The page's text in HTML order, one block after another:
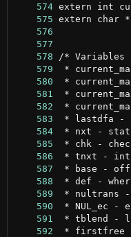
    574
    575
    576
    577
    578
    579
    580
    581
    582
    583
    584
    585
    586
    587
    588
    589
    590
    591
    592